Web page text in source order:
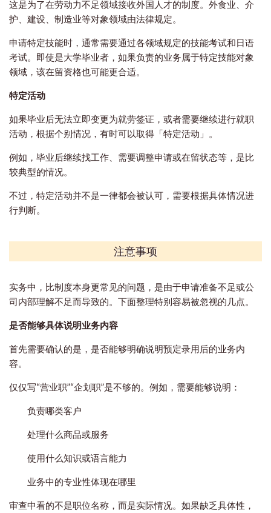
这是为了在劳动力不足领域接收外国人才的制度。外食业、介
护、建设、制造业等对象领域由法律规定。
申请特定技能时，通常需要通过各领域规定的技能考试和日语
考试。即使是大学毕业者，如果负责的业务属于特定技能对象
领域，该在留资格也可能更合适。
特定活动
如果毕业后无法立即变更为就劳签证，或者需要继续进行就职
活动，根据个别情况，有时可以取得「特定活动」。
例如，毕业后继续找工作、需要调整申请或在留状态等，是比
较典型的情况。
不过，特定活动并不是一律都会被认可，需要根据具体情况进
行判断。
注意事项
实务中，比制度本身更常见的问题，是由于申请准备不足或公
司内部理解不足而导致的。下面整理特别容易被忽视的几点。
是否能够具体说明业务内容
首先需要确认的是，是否能够明确说明预定录用后的业务内
容。
仅仅写“营业职”“企划职”是不够的。例如，需要能够说明：
负责哪类客户
处理什么商品或服务
使用什么知识或语言能力
业务中的专业性体现在哪里
审查中看的不是职位名称，而是实际情况。如果缺乏具体性，